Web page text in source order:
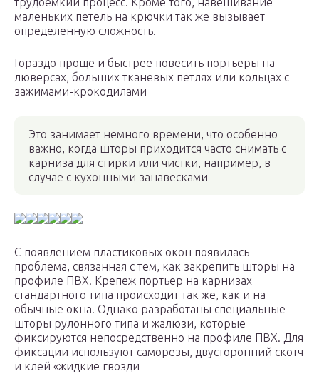
маленьких петель на крючки так же вызывает
определенную сложность.
Гораздо проще и быстрее повесить портьеры на
люверсах, больших тканевых петлях или кольцах с
зажимами-крокодилами
Это занимает немного времени, что особенно
важно, когда шторы приходится часто снимать с
карниза для стирки или чистки, например, в
случае с кухонными занавесками
С появлением пластиковых окон появилась
проблема, связанная с тем, как закрепить шторы на
профиле ПВХ. Крепеж портьер на карнизах
стандартного типа происходит так же, как и на
обычные окна. Однако разработаны специальные
шторы рулонного типа и жалюзи, которые
фиксируются непосредственно на профиле ПВХ. Для
фиксации используют саморезы, двусторонний скотч
и клей «жидкие гвозди